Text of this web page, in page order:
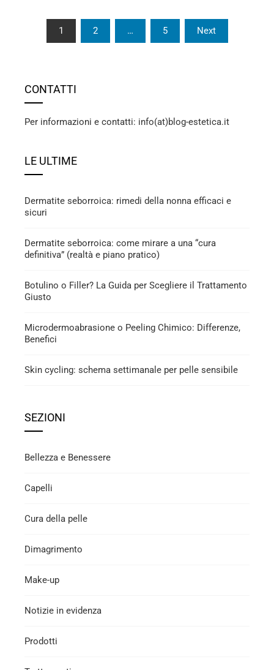
Paginazione
articoli
1 2 … 5 Next
CONTATTI
Per informazioni e contatti: info(at)blog-estetica.it
LE ULTIME
Dermatite seborroica: rimedi della nonna efficaci e
sicuri
Dermatite seborroica: come mirare a una “cura
definitiva” (realtà e piano pratico)
Botulino o Filler? La Guida per Scegliere il Trattamento
Giusto
Microdermoabrasione o Peeling Chimico: Differenze,
Benefici
Skin cycling: schema settimanale per pelle sensibile
SEZIONI
Bellezza e Benessere
Capelli
Cura della pelle
Dimagrimento
Make-up
Notizie in evidenza
Prodotti